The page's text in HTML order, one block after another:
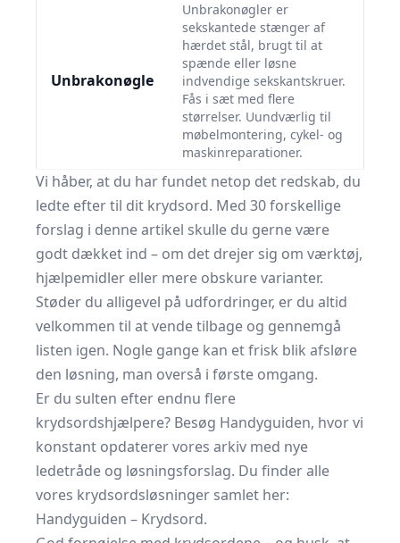
Unbrakonøgle
Unbrakonøgler er
sekskantede stænger af
hærdet stål, brugt til at
spænde eller løsne
indvendige sekskantskruer.
Fås i sæt med flere
størrelser. Uundværlig til
møbelmontering, cykel- og
maskinreparationer.
Vi håber, at du har fundet netop det redskab, du
ledte efter til dit krydsord. Med 30 forskellige
forslag i denne artikel skulle du gerne være
godt dækket ind – om det drejer sig om værktøj,
hjælpemidler eller mere obskure varianter.
Støder du alligevel på udfordringer, er du altid
velkommen til at vende tilbage og gennemgå
listen igen. Nogle gange kan et frisk blik afsløre
den løsning, man overså i første omgang.
Er du sulten efter endnu flere
krydsordshjælpere? Besøg Handyguiden, hvor vi
konstant opdaterer vores arkiv med nye
ledetråde og løsningsforslag. Du finder alle
vores krydsordsløsninger samlet her:
Handyguiden – Krydsord.